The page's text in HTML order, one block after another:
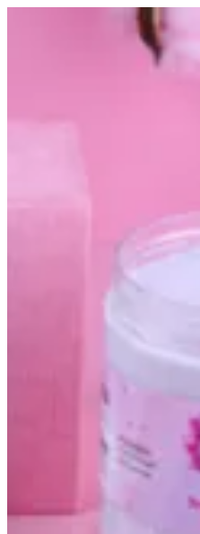
Hair mask | Altarfa